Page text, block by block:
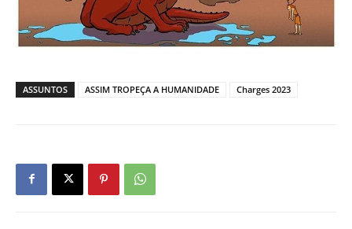
ASSUNTOS ASSIM TROPEÇA A HUMANIDADE Charges 2023